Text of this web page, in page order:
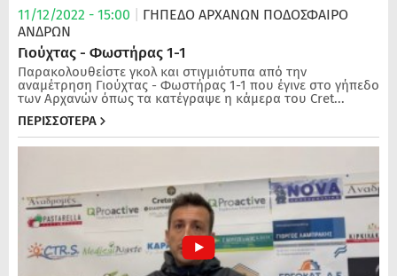
11/12/2022 - 15:00 ΓΗΠΕΔΟ ΑΡΧΑΝΩΝ ΠΟΔΌΣΦΑΙΡΟ
ΑΝΔΡΏΝ
Γιούχτας - Φωστήρας 1-1
Παρακολουθείστε γκολ και στιγμιότυπα από την
αναμέτρηση Γιούχτας - Φωστήρας 1-1 που έγινε στο γήπεδο
των Αρχανών όπως τα κατέγραψε η κάμερα του Cret...
ΠΕΡΙΣΣΟΤΕΡΑ